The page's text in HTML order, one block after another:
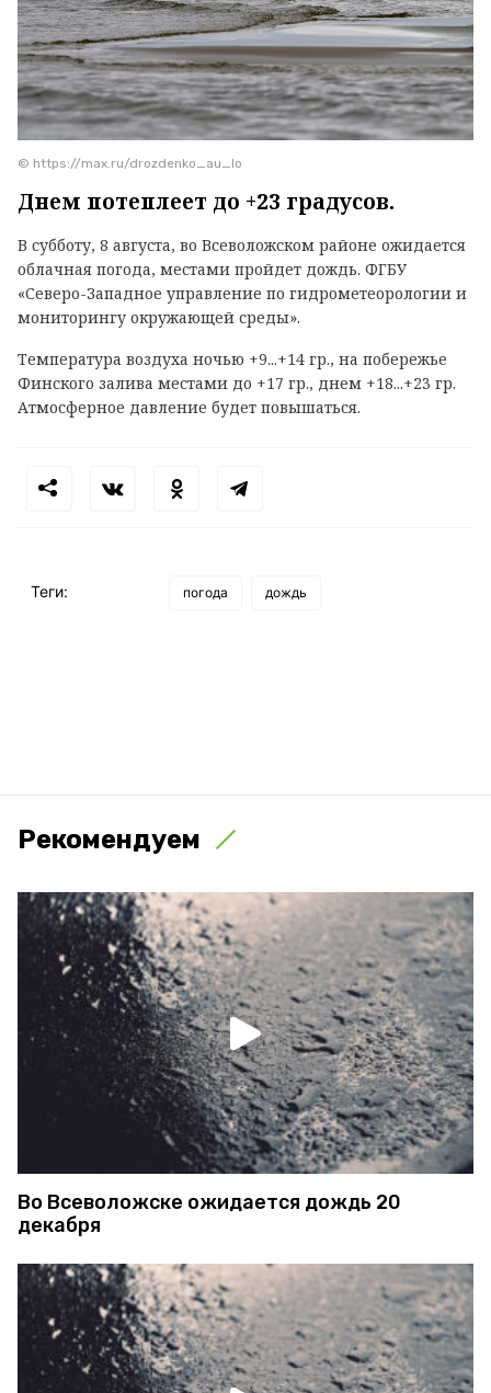
© https://max.ru/drozdenko_au_lo
Днем потеплеет до +23 градусов.
В субботу, 8 августа, во Всеволожском районе ожидается
облачная погода, местами пройдет дождь. ФГБУ
«Северо-Западное управление по гидрометеорологии и
мониторингу окружающей среды».
Температура воздуха ночью +9...+14 гр., на побережье
Финского залива местами до +17 гр., днем +18...+23 гр.
Атмосферное давление будет повышаться.
Теги: погода дождь
Рекомендуем
Во Всеволожске ожидается дождь 20
декабря